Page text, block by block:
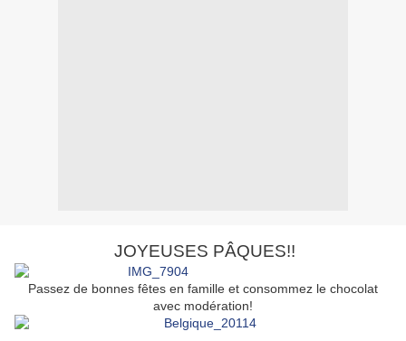
JOYEUSES PÂQUES!!
Passez de bonnes fêtes en famille et consommez le chocolat
avec modération!